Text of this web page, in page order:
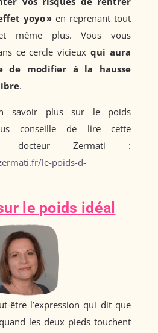
yoyo » en reprenant tout
même plus. Vous vous
ce cercle vicieuxqui aura
de modifier à la hausse
.
savoir plus sur le poids
conseille de lire cette
docteur Zermati :
le-poids-d-
le poids idéal
être l’expression qui dit que
les deux pieds touchent